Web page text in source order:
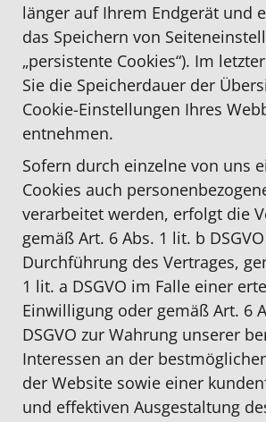
länger auf Ihrem Endgerät und
das Speichern von
„persistente Cookies“). Im
Sie die Speicherdauer der
Cookie-Einstellungen Ihres
entnehmen.
Sofern durch einzelne von uns
Cookies auch
verarbeitet werden, erfolgt die
gemäß Art. 6 Abs. 1 lit. b
Durchführung des Vertrages,
1 lit. a DSGVO im Falle einer
Einwilligung oder gemäß Art. 6
DSGVO zur Wahrung unserer
Interessen an der
der Website sowie einer
und effektiven Ausgestaltung